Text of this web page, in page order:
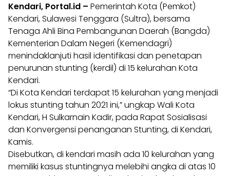
Kendari, Portal.id – Pemerintah Kota (Pemkot)
Kendari, Sulawesi Tenggara (Sultra), bersama
Tenaga Ahli Bina Pembangunan Daerah (Bangda)
Kementerian Dalam Negeri (Kemendagri)
menindaklanjuti hasil identifikasi dan penetapan
penurunan stunting (kerdil) di 15 kelurahan Kota
Kendari.
“Di Kota Kendari terdapat 15 kelurahan yang menjadi
lokus stunting tahun 2021 ini,” ungkap Wali Kota
Kendari, H Sulkarnain Kadir, pada Rapat Sosialisasi
dan Konvergensi penanganan Stunting, di Kendari,
Kamis.
Disebutkan, di kendari masih ada 10 kelurahan yang
memiliki kasus stuntingnya melebihi angka di atas 10